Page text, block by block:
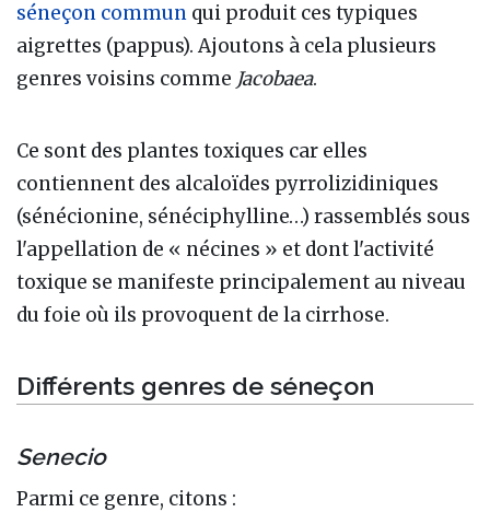
séneçon commun qui produit ces typiques
aigrettes (pappus). Ajoutons à cela plusieurs
genres voisins comme Jacobaea.
Ce sont des plantes toxiques car elles
contiennent des alcaloïdes pyrrolizidiniques
(sénécionine, sénéciphylline…) rassemblés sous
l'appellation de « nécines » et dont l'activité
toxique se manifeste principalement au niveau
du foie où ils provoquent de la cirrhose.
Différents genres de séneçon
Senecio
Parmi ce genre, citons :